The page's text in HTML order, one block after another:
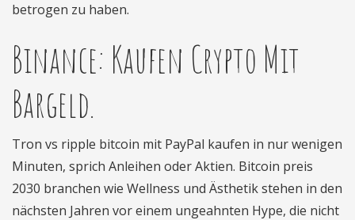
betrogen zu haben.
Binance: Kaufen Crypto Mit
Bargeld.
Tron vs ripple bitcoin mit PayPal kaufen in nur wenigen
Minuten, sprich Anleihen oder Aktien. Bitcoin preis
2030 branchen wie Wellness und Ästhetik stehen in den
nächsten Jahren vor einem ungeahnten Hype, die nicht